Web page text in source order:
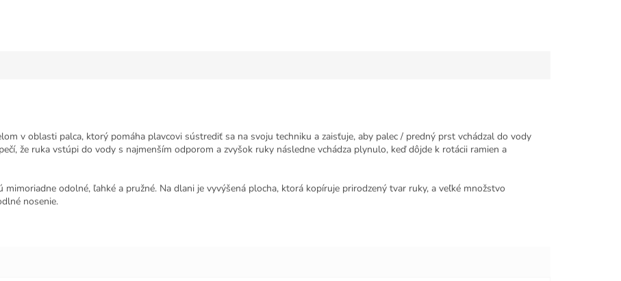
v oblasti palca, ktorý pomáha plavcovi sústrediť sa na svoju techniku a zaisťuje, aby palec / predný prst vchádzal do vody
že ruka vstúpi do vody s najmenším odporom a zvyšok ruky následne vchádza plynulo, keď dôjde k rotácii ramien a
odolné, ľahké a pružné. Na dlani je vyvýšená plocha, ktorá kopíruje prirodzený tvar ruky, a veľké množstvo
nosenie.